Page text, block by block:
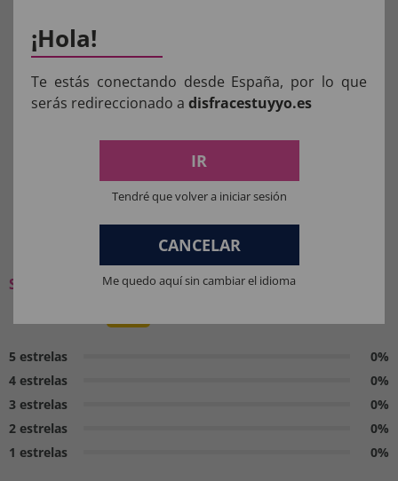
Aviso: Todos os produtos destinados a crianças
menores de 36 meses devem ser supervisionados
PENSAM:
Seja o primeiro a deixar a sua opinião
5 estrelas
0%
4 estrelas
0%
3 estrelas
0%
2 estrelas
0%
1 estrelas
0%
¡Hola!
Te estás conectando desde España, por lo que
serás redireccionado a disfracestuyyo.es
IR
Tendré que volver a iniciar sesión
CANCELAR
Me quedo aquí sin cambiar el idioma